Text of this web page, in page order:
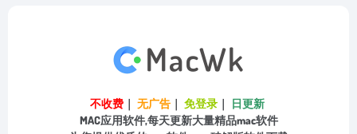
不收费 ｜ 无广告 ｜ 免登录 ｜
日更新
MAC应用软件,每天更新大量精品mac软件